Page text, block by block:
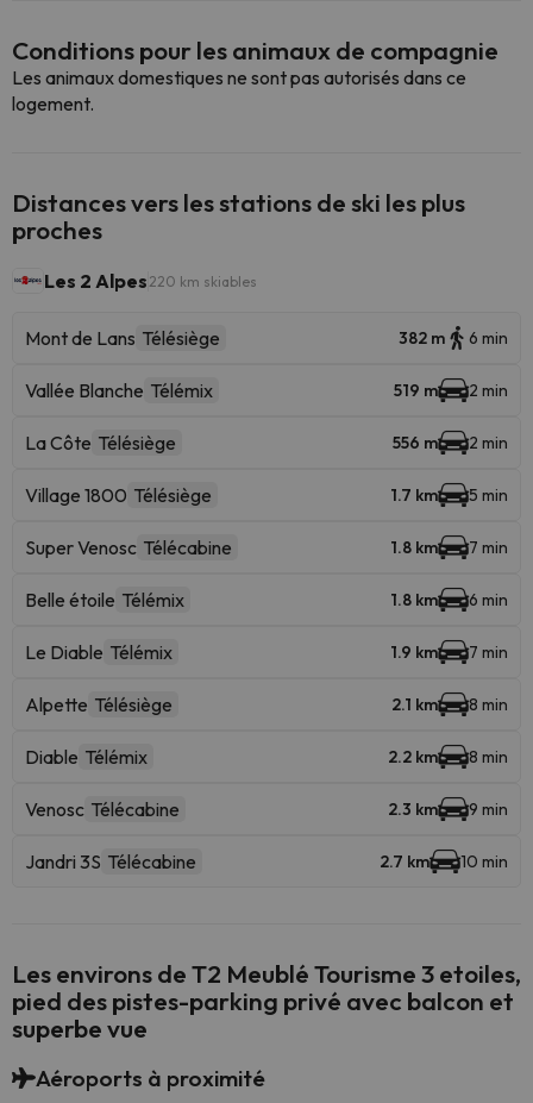
Conditions pour les animaux de compagnie
Les animaux domestiques ne sont pas autorisés dans ce
logement.
Distances vers les stations de ski les plus
proches
Les 2 Alpes 220 km skiables
Mont de Lans Télésiège 382 m 6 min
Vallée Blanche Télémix 519 m 2 min
La Côte Télésiège 556 m 2 min
Village 1800 Télésiège 1.7 km 5 min
Super Venosc Télécabine 1.8 km 7 min
Belle étoile Télémix 1.8 km 6 min
Le Diable Télémix 1.9 km 7 min
Alpette Télésiège 2.1 km 8 min
Diable Télémix 2.2 km 8 min
Venosc Télécabine 2.3 km 9 min
Jandri 3S Télécabine 2.7 km 10 min
Les environs de T2 Meublé Tourisme 3 etoiles,
pied des pistes-parking privé avec balcon et
superbe vue
Aéroports à proximité